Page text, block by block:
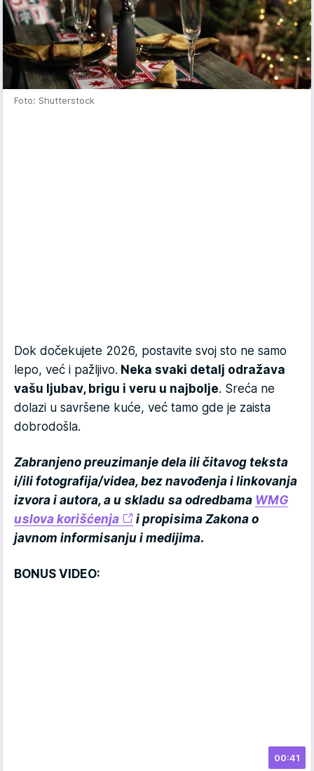
Foto: Shutterstock
Dok dočekujete 2026, postavite svoj sto ne samo
lepo, već i pažljivo. Neka svaki detalj odražava
vašu ljubav, brigu i veru u najbolje. Sreća ne
dolazi u savršene kuće, već tamo gde je zaista
dobrodošla.
Zabranjeno preuzimanje dela ili čitavog teksta
i/ili fotografija/videa, bez navođenja i linkovanja
izvora i autora, a u skladu sa odredbama WMG
uslova korišćenja
i propisima Zakona o
javnom informisanju i medijima.
BONUS VIDEO:
00:41